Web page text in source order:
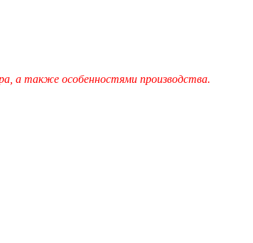
а также особенностями производства.